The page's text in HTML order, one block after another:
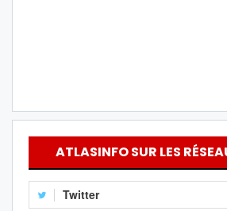
ATLASINFO SUR LES
Twitter